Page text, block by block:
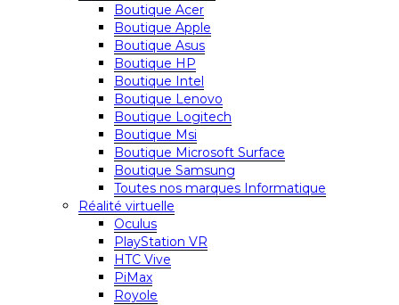
Boutique Acer
Boutique Apple
Boutique Asus
Boutique HP
Boutique Intel
Boutique Lenovo
Boutique Logitech
Boutique Msi
Boutique Microsoft Surface
Boutique Samsung
Toutes nos marques Informatique
Réalité virtuelle
Oculus
PlayStation VR
HTC Vive
PiMax
Royole